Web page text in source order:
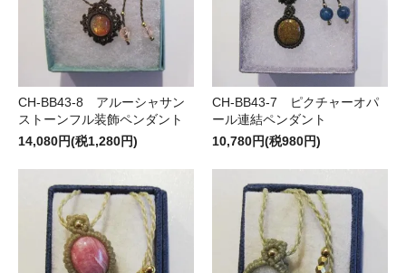
CH-BB43-8 アルーシャサン
ストーンフル装飾ペンダント
14,080円(税1,280円)
CH-BB43-7 ピクチャーオパ
ール連結ペンダント
10,780円(税980円)